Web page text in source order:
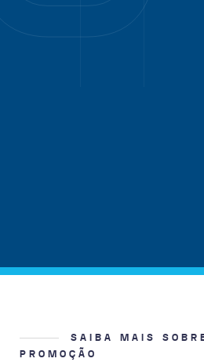
SAIBA MAIS
PROMOÇÃO